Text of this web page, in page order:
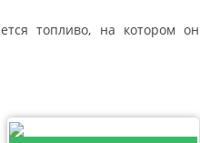
топливо, на котором он